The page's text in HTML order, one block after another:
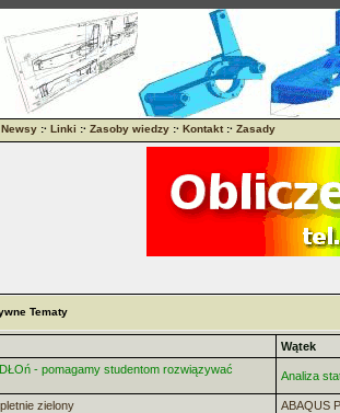
Newsy :· Linki :· Zasoby wiedzy :· Kontakt:· Zasady
Tematy
Wątek
- pomagamy studentom rozwiązywać
Analiza
zielony ABAQUS